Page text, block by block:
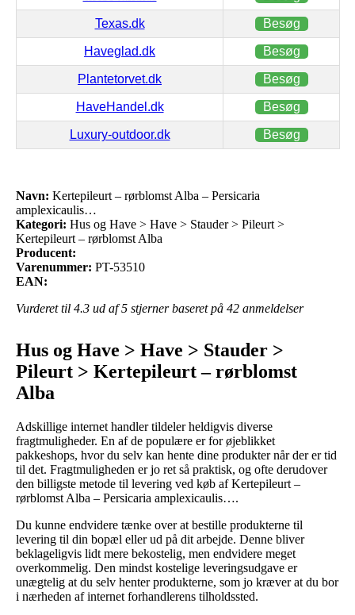
Texas.dk Besøg
Haveglad.dk Besøg
Plantetorvet.dk Besøg
HaveHandel.dk Besøg
Luxury-outdoor.dk Besøg
Navn: Kertepileurt – rørblomst Alba – Persicaria
amplexicaulis…
Kategori: Hus og Have > Have > Stauder > Pileurt >
Kertepileurt – rørblomst Alba
Producent:
Varenummer: PT-53510
EAN:
Vurderet til 4.3 ud af 5 stjerner baseret på 42 anmeldelser
Hus og Have > Have > Stauder >
Pileurt > Kertepileurt – rørblomst
Alba
Adskillige internet handler tildeler heldigvis diverse
fragtmuligheder. En af de populære er for øjeblikket
pakkeshops, hvor du selv kan hente dine produkter når der er tid
til det. Fragtmuligheden er jo ret så praktisk, og ofte derudover
den billigste metode til levering ved køb af Kertepileurt –
rørblomst Alba – Persicaria amplexicaulis….
Du kunne endvidere tænke over at bestille produkterne til
levering til din bopæl eller ud på dit arbejde. Denne bliver
beklageligvis lidt mere bekostelig, men endvidere meget
overkommelig. Den mindst kostelige leveringsudgave er
unægtelig at du selv henter produkterne, som jo kræver at du bor
i nærheden af internet forhandlerens tilholdssted.